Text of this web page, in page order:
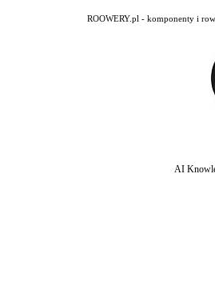
ROOWERY.pl - komponenty i
AI